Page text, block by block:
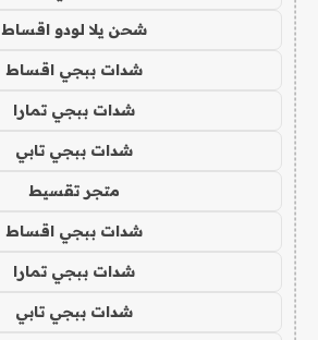
شحن يلا لودو اقساط
شدات ببجي اقساط
شدات ببجي تمارا
شدات ببجي تابي
متجر تقسيط
شدات ببجي اقساط
شدات ببجي تمارا
شدات ببجي تابي